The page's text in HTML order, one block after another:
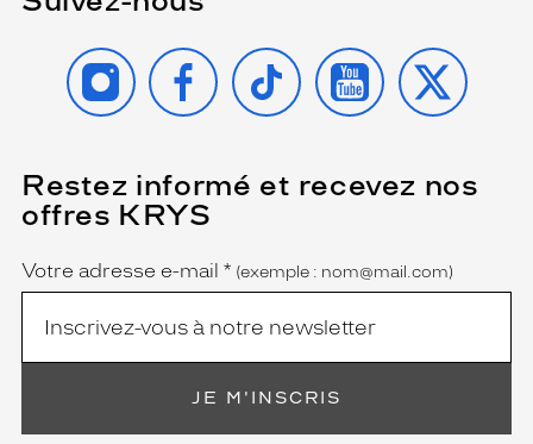
INSTAGRAMFACEBOOK
TIKTOK YOUTUBE
X
Restez informé et recevez nos
offres KRYS
Name
Votre adresse e-mail *
(Ce
champ
est
obligatoire)
(exemple : nom@mail.com)
JE M'INSCRIS